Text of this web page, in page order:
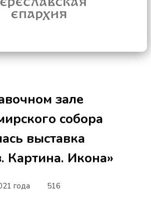
зале
собора
выставка
Картина. Икона»
года 516